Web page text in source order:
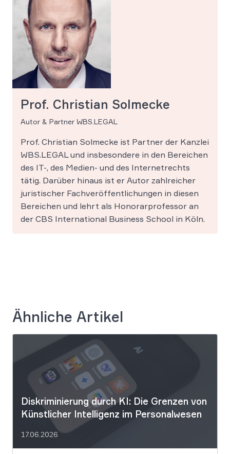
Prof. Christian Solmecke
Autor & Partner WBS.LEGAL
Prof. Christian Solmecke ist Partner der Kanzlei
WBS.LEGAL und insbesondere in den Bereichen
des IT-, des Medien- und des Internetrechts
tätig. Darüber hinaus ist er Autor zahlreicher
juristischer Fachveröffentlichungen in diesen
Bereichen und lehrt als Honorarprofessor an
der CBS International Business School in Köln.
Ähnliche Artikel
Diskriminierung durch KI: Die Grenzen von
Künstlicher Intelligenz im Personalwesen
17.06.2026